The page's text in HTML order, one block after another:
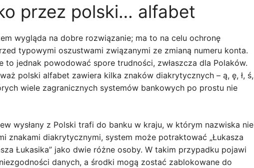
przez polski… alfabet
wygląda na dobre rozwiązanie; ma to na celu ochronę
typowymi oszustwami związanymi ze zmianą numeru konta.
to jednak powodować spore trudności, zwłaszcza dla Polaków.
polski alfabet zawiera kilka znaków diakrytycznych – ą, ę, ł, ś,
wiele zagranicznych systemów bankowych po prostu nie
wysłany z Polski trafi do banku w kraju, w którym nazwiska nie
znakami diakrytycznymi, system może potraktować „Łukasza
Łukasika” jako dwie różne osoby. W takim przypadku pojawi
danych, a środki mogą zostać zablokowane do